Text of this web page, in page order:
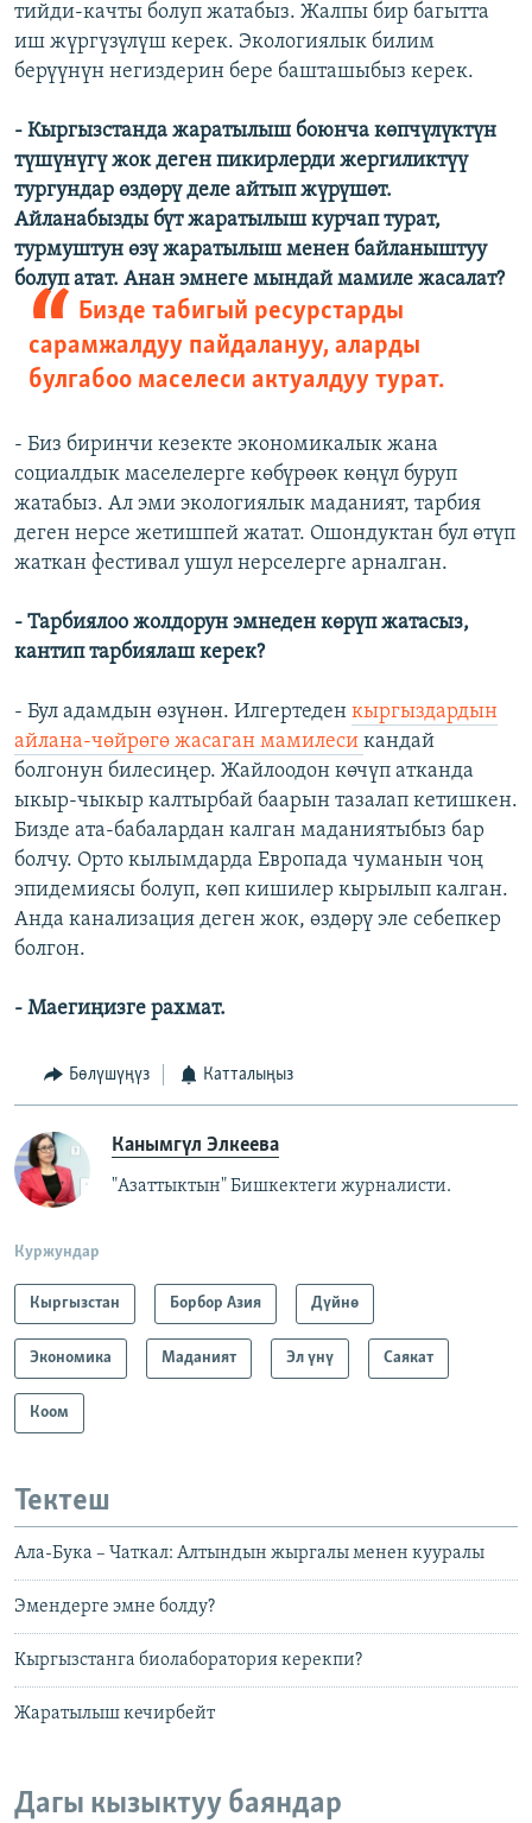
тийди-качты болуп жатабыз. Жалпы бир багытта
иш жүргүзүлүш керек. Экологиялык билим
берүүнүн негиздерин бере башташыбыз керек.
- Кыргызстанда жаратылыш боюнча көпчүлүктүн
түшүнүгү жок деген пикирлерди жергиликтүү
тургундар өздөрү деле айтып жүрүшөт.
Айланабызды бүт жаратылыш курчап турат,
турмуштун өзү жаратылыш менен байланыштуу
болуп атат. Анан эмнеге мындай мамиле жасалат?
Бизде табигый ресурстарды
сарамжалдуу пайдалануу, аларды
булгабоо маселеси актуалдуу турат.
- Биз биринчи кезекте экономикалык жана
социалдык маселелерге көбүрөөк көңүл буруп
жатабыз. Ал эми экологиялык маданият, тарбия
деген нерсе жетишпей жатат. Ошондуктан бул өтүп
жаткан фестивал ушул нерселерге арналган.
- Тарбиялоо жолдорун эмнеден көрүп жатасыз,
кантип тарбиялаш керек?
- Бул адамдын өзүнөн. Илгертеден кыргыздардын
айлана-чөйрөгө жасаган мамилеси кандай
болгонун билесиңер. Жайлоодон көчүп атканда
ыкыр-чыкыр калтырбай баарын тазалап кетишкен.
Бизде ата-бабалардан калган маданиятыбыз бар
болчу. Орто кылымдарда Европада чуманын чоң
эпидемиясы болуп, көп кишилер кырылып калган.
Анда канализация деген жок, өздөрү эле себепкер
болгон.
- Маегиңизге рахмат.
Бөлүшүңүз Катталыңыз
Канымгүл Элкеева
"Азаттыктын" Бишкектеги журналисти.
Куржундар
Кыргызстан Борбор Азия Дүйнө
Экономика Маданият Эл үнү Саякат
Коом
Тектеш
Ала-Бука – Чаткал: Алтындын жыргалы менен кууралы
Эмендерге эмне болду?
Кыргызстанга биолаборатория керекпи?
Жаратылыш кечирбейт
Дагы кызыктуу баяндар